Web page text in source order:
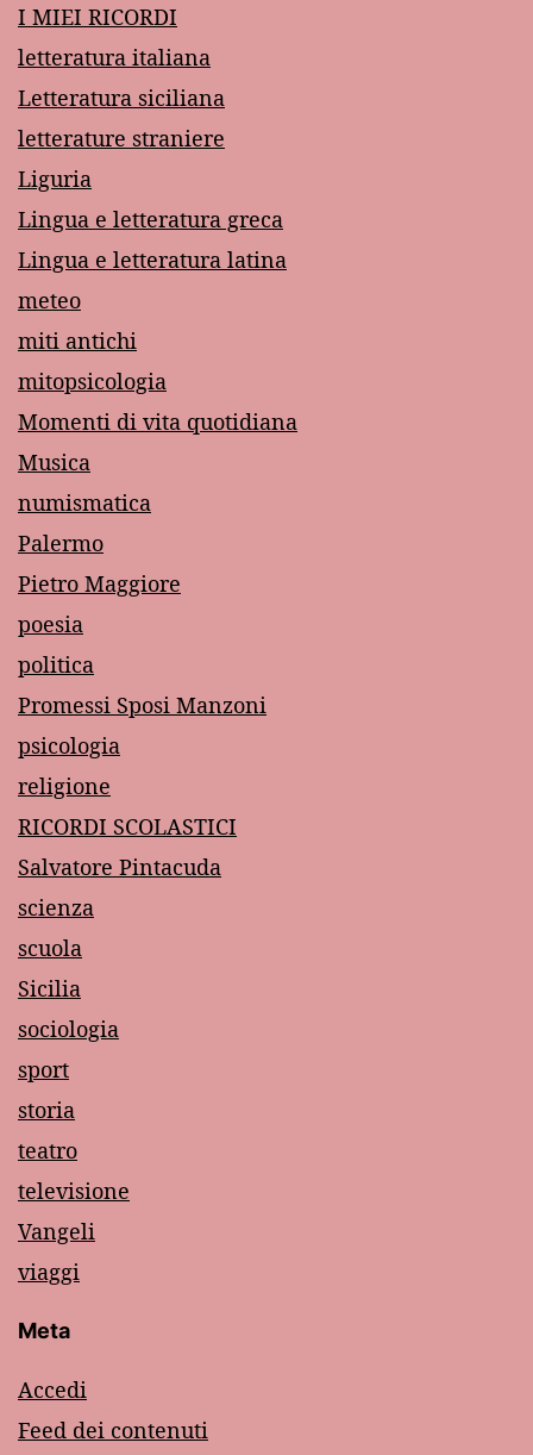
I MIEI RICORDI
letteratura italiana
Letteratura siciliana
letterature straniere
Liguria
Lingua e letteratura greca
Lingua e letteratura latina
meteo
miti antichi
mitopsicologia
Momenti di vita quotidiana
Musica
numismatica
Palermo
Pietro Maggiore
poesia
politica
Promessi Sposi Manzoni
psicologia
religione
RICORDI SCOLASTICI
Salvatore Pintacuda
scienza
scuola
Sicilia
sociologia
sport
storia
teatro
televisione
Vangeli
viaggi
Meta
Accedi
Feed dei contenuti